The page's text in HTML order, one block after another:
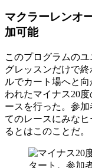
マクラーレンオ
加可能
このプログラムの
グレッスンだけで
ルでカート場へと
われたマイナス20
ースを行った。参
てのレースにみな
るとはこのことだ。